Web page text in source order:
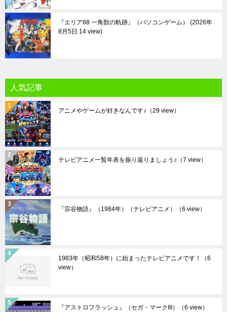
『エリア88 一角獣の軌跡』（パソコンゲーム）
2026年
8月5日 14 view
人気記事
アニメやゲームが好きなんです♪ （29 view）
テレビアニメ一覧年表を振り返りましょう♪ （7 view）
『宗谷物語』（1984年）（テレビアニメ） （6 view）
1983年（昭和58年）に始まったテレビアニメです！
（6
view）
『アストロフラッシュ』（セガ・マークIII） （6 view）